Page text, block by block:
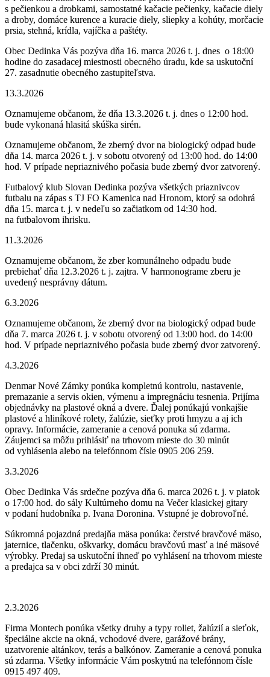
s pečienkou a drobkami, samostatné kačacie pečienky, kačacie diely
a droby, domáce kurence a kuracie diely, sliepky a kohúty, morčacie
prsia, stehná, krídla, vajíčka a paštéty.
Obec Dedinka Vás pozýva dňa 16. marca 2026 t. j. dnes o 18:00
hodine do zasadacej miestnosti obecného úradu, kde sa uskutoční
27. zasadnutie obecného zastupiteľstva.
13.3.2026
Oznamujeme občanom, že dňa 13.3.2026 t. j. dnes o 12:00 hod.
bude vykonaná hlasitá skúška sirén.
Oznamujeme občanom, že zberný dvor na biologický odpad bude
dňa 14. marca 2026 t. j. v sobotu otvorený od 13:00 hod. do 14:00
hod. V prípade nepriaznivého počasia bude zberný dvor zatvorený.
Futbalový klub Slovan Dedinka pozýva všetkých priaznivcov
futbalu na zápas s TJ FO Kamenica nad Hronom, ktorý sa odohrá
dňa 15. marca t. j. v nedeľu so začiatkom od 14:30 hod.
na futbalovom ihrisku.
11.3.2026
Oznamujeme občanom, že zber komunálneho odpadu bude
prebiehať dňa 12.3.2026 t. j. zajtra. V harmonograme zberu je
uvedený nesprávny dátum.
6.3.2026
Oznamujeme občanom, že zberný dvor na biologický odpad bude
dňa 7. marca 2026 t. j. v sobotu otvorený od 13:00 hod. do 14:00
hod. V prípade nepriaznivého počasia bude zberný dvor zatvorený.
4.3.2026
Denmar Nové Zámky ponúka kompletnú kontrolu, nastavenie,
premazanie a servis okien, výmenu a impregnáciu tesnenia. Prijíma
objednávky na plastové okná a dvere. Ďalej ponúkajú vonkajšie
plastové a hliníkové rolety, žalúzie, sieťky proti hmyzu a aj ich
opravy. Informácie, zameranie a cenová ponuka sú zdarma.
Záujemci sa môžu prihlásiť na trhovom mieste do 30 minút
od vyhlásenia alebo na telefónnom čísle 0905 206 259.
3.3.2026
Obec Dedinka Vás srdečne pozýva dňa 6. marca 2026 t. j. v piatok
o 17:00 hod. do sály Kultúrneho domu na Večer klasickej gitary
v podaní hudobníka p. Ivana Doronina. Vstupné je dobrovoľné.
Súkromná pojazdná predajňa mäsa ponúka: čerstvé bravčové mäso,
jaternice, tlačenku, oškvarky, domácu bravčovú masť a iné mäsové
výrobky. Predaj sa uskutoční ihneď po vyhlásení na trhovom mieste
a predajca sa v obci zdrží 30 minút.
2.3.2026
Firma Montech ponúka všetky druhy a typy roliet, žalúzií a sieťok,
špeciálne akcie na okná, vchodové dvere, garážové brány,
uzatvorenie altánkov, terás a balkónov. Zameranie a cenová ponuka
sú zdarma. Všetky informácie Vám poskytnú na telefónnom čísle
0915 497 409.